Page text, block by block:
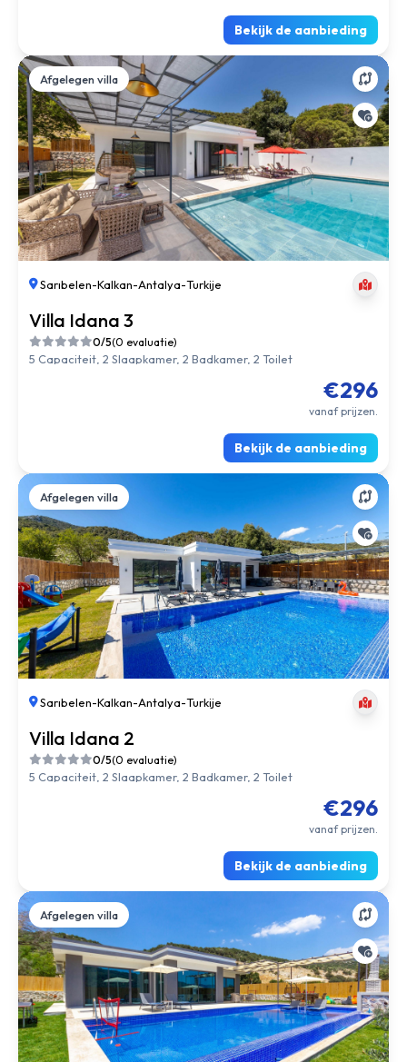
Bekijk de aanbieding
Afgelegen villa
Sarıbelen-Kalkan-Antalya-Turkije
Villa Idana 3
0/5(0 evaluatie)
5 Capaciteit, 2 Slaapkamer, 2 Badkamer, 2 Toilet
€296
vanaf prijzen.
Bekijk de aanbieding
Afgelegen villa
Sarıbelen-Kalkan-Antalya-Turkije
Villa Idana 2
0/5(0 evaluatie)
5 Capaciteit, 2 Slaapkamer, 2 Badkamer, 2 Toilet
€296
vanaf prijzen.
Bekijk de aanbieding
Afgelegen villa